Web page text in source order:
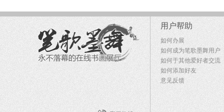
用户帮助
如何办展
如何成为笔歌墨舞用户
如何于其他爱好者交流
如何添加好友
意见反馈